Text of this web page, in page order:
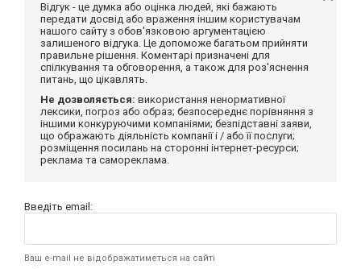
Відгук - це думка або оцінка людей, які бажають
передати досвід або враження іншим користувачам
нашого сайту з обов'язковою аргументацією
залишеного відгука. Це допоможе багатьом прийняти
правильне рішення. Коментарі призначені для
спілкування та обговорення, а також для роз'яснення
питань, що цікавлять.
Не дозволяється: використання ненормативної
лексики, погроз або образ; безпосереднє порівняння з
іншими конкуруючими компаніями; безпідставні заяви,
що ображають діяльність компанії і / або її послуги;
розміщення посилань на сторонні інтернет-ресурси;
реклама та самореклама.
Введіть email:
Ваш e-mail не відображатиметься на сайті